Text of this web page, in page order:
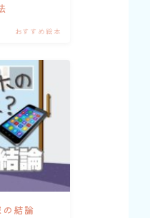
おすすめ絵本
結論